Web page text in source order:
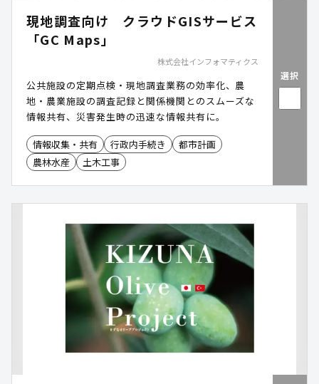
現地調査向け クラウドGISサービス
「GC Maps」
株式会社インフォマティクス
公共施設の定期点検・現地調査業務の効率化、農
地・農業施設の調査記録と関係機関とのスムーズな
情報共有、災害発生時の迅速な情報共有に。
情報収集・共有 行政内手続き
都市計画
農林水産
土木工事
選択